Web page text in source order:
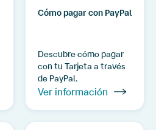
Cómo pagar con PayPal
Descubre cómo pagar
con tu Tarjeta a través
de PayPal.
Ver información